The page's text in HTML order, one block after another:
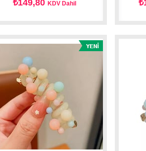
₺149,80KDV Dahil